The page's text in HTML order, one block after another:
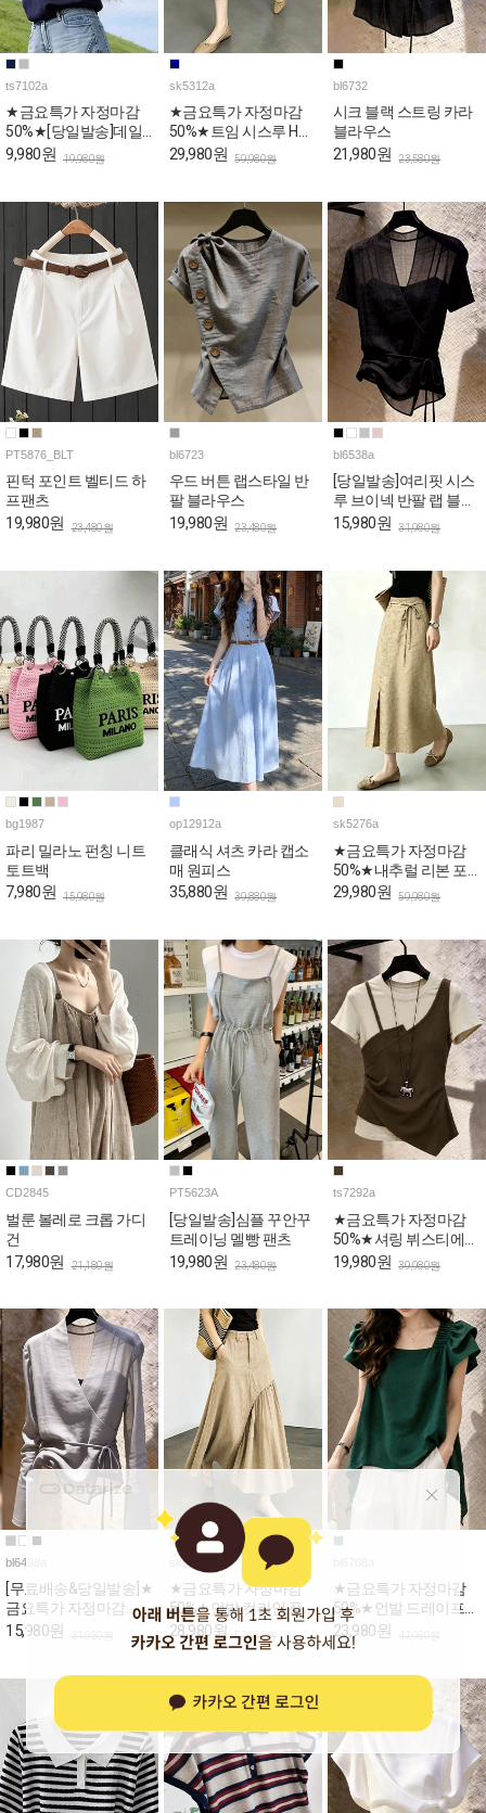
ts7102a
★금요특가 자정마감
50%★[당일발송]데일
리 베스트 레이어드 반
9,980원 19,980원
sk5312a
★금요특가 자정마감
50%★트임 시스루 H라
인 페미닌 스커트
29,980원 59,980원
bl6732
시크 블랙 스트링 카라
블라우스
21,980원 23,580원
PT5876_BLT
핀턱 포인트 벨티드 하
프팬츠
19,980원 23,480원
bl6723
우드 버튼 랩스타일 반
팔 블라우스
19,980원 23,480원
bl6538a
[당일발송]여리핏 시스
루 브이넥 반팔 랩 블라
우스
15,980원 31,980원
bg1987
파리 밀라노 펀칭 니트
토트백
7,980원 15,980원
op12912a
클래식 셔츠 카라 캡소
매 원피스
35,880원 39,880원
sk5276a
★금요특가 자정마감
50%★내추럴 리본 포
인트 A라인 데일리 스
29,980원 59,980원
CD2845
벌룬 볼레로 크롭 가디
건
17,980원 21,180원
PT5623A
[당일발송]심플 꾸안꾸
트레이닝 멜빵 팬츠
19,980원 23,480원
ts7292a
★금요특가 자정마감
50%★셔링 뷔스티에
슬림핏 레이어드 반팔
19,980원 39,980원
bl6498a
[무료배송&당일발송]★
금요특가 자정마감
50%★여리핏 시스루
15,980원
sk5298a
★금요특가 자정마감
50%★언발 컷라인 플
레어 A 스커트
28,980원 57,980원
★금요특가 자정마감
50%★언발 드레이프
퍼프 스퀘어 블라우스
23,980원